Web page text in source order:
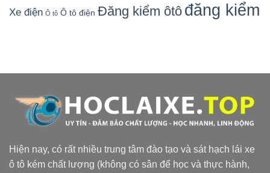
Xe điện Ô tô Ô tô điện Đăng kiểm ôtô đăng kiểm
Hiện nay, có rất nhiều trung tâm đào tạo và sát hạch lái xe
ô tô kém chất lượng (không có sân để học và thực hành,